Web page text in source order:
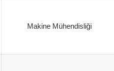
Makine Mühendisliği